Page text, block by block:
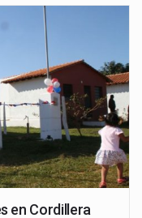
en Cordillera